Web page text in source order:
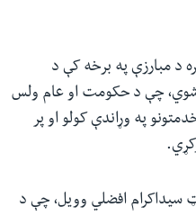
د مبارزې په برخه کې د
شوي، چې د حکومت او عام ولس
په وړاندې کولو او پر
سیداکرام افضلي وویل، چې د